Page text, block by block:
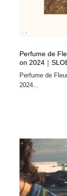
Perfume de
on 2024｜
Perfume de
2024...